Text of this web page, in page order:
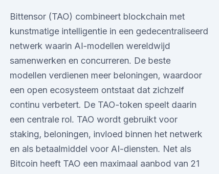
Bittensor (TAO) combineert blockchain met
kunstmatige intelligentie in een gedecentraliseerd
netwerk waarin AI-modellen wereldwijd
samenwerken en concurreren. De beste
modellen verdienen meer beloningen, waardoor
een open ecosysteem ontstaat dat zichzelf
continu verbetert. De TAO-token speelt daarin
een centrale rol. TAO wordt gebruikt voor
staking, beloningen, invloed binnen het netwerk
en als betaalmiddel voor AI-diensten. Net als
Bitcoin heeft TAO een maximaal aanbod van 21